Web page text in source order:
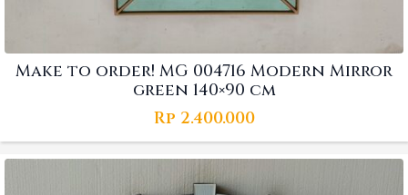
Make to order! MG 004716 Modern Mirror
green 140×90 cm
Rp 2.400.000